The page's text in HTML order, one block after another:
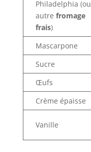
Philadelphia (ou
autre fromage
frais)
Mascarpone
Sucre
Œufs
Crème épaisse
Vanille